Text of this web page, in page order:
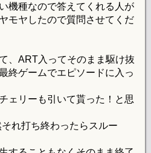
機種なので答えてくれる人が
モヤしたので質問させてくだ
、ART入ってそのまま駆け抜
終ゲームでエピソードに入っ
ェリーも引いて貰った！と思
れ打ち終わったらスルー